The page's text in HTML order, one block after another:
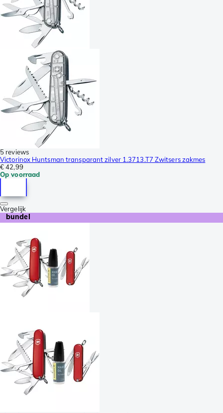
5 reviews
Victorinox Huntsman transparant zilver 1.3713.T7 Zwitsers zakmes
€ 42,99
Op voorraad
Vergelijk
bundel